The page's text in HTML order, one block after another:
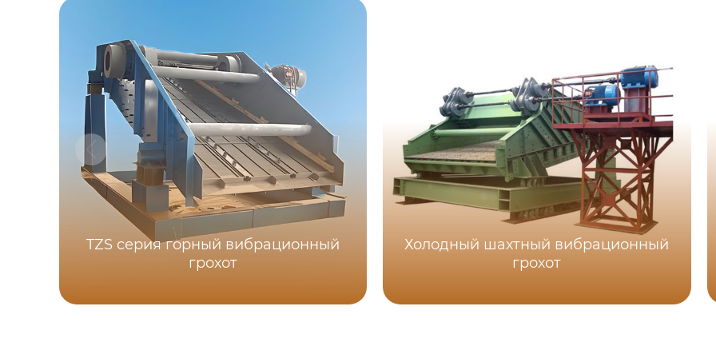
TZS серия горный вибрационный
грохот
Холодный шахтный вибрационный
грохот